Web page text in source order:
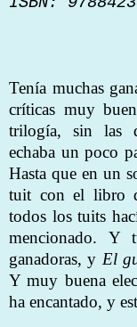
Tenía muchas
críticas muy
trilogía, sin las
echaba un poco
Hasta que en un
tuit con el libro
todos los tuits
mencionado. Y
ganadoras, y El
Y muy buena
ha encantado, y